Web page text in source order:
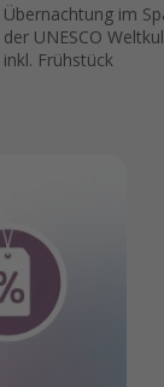
Übernachtung im
der UNESCO
inkl. Frühstück